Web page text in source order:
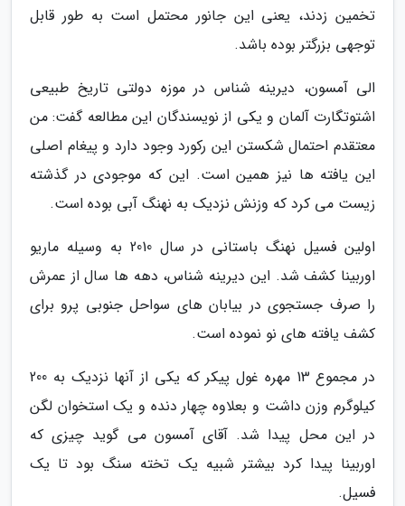
تخمین زدند، یعنی این جانور محتمل است به طور قابل
توجهی بزرگتر بوده باشد.
الی آمسون، دیرینه شناس در موزه دولتی تاریخ طبیعی
اشتوتگارت آلمان و یکی از نویسندگان این مطالعه گفت: من
معتقدم احتمال شکستن این رکورد وجود دارد و پیغام اصلی
این یافته ها نیز همین است. این که موجودی در گذشته
زیست می کرد که وزنش نزدیک به نهنگ آبی بوده است.
اولین فسیل نهنگ باستانی در سال 2010 به وسیله ماریو
اوربینا کشف شد. این دیرینه شناس، دهه ها سال از عمرش
را صرف جستجوی در بیابان های سواحل جنوبی پرو برای
کشف یافته های نو نموده است.
در مجموع 13 مهره غول پیکر که یکی از آنها نزدیک به 200
کیلوگرم وزن داشت و بعلاوه چهار دنده و یک استخوان لگن
در این محل پیدا شد. آقای آمسون می گوید چیزی که
اوربینا پیدا کرد بیشتر شبیه یک تخته سنگ بود تا یک
فسیل.